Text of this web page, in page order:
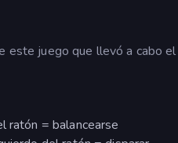
este juego que llevó a cabo
ratón = balancearse